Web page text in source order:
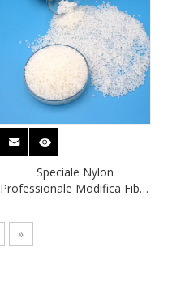
Speciale Nylon
Professionale Modifica Fibra
»